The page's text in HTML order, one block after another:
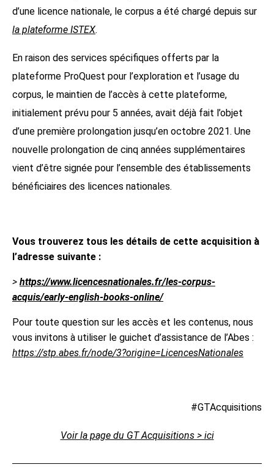
d’une licence nationale, le corpus a été chargé depuis sur
la plateforme ISTEX.
En raison des services spécifiques offerts par la
plateforme ProQuest pour l’exploration et l’usage du
corpus, le maintien de l’accès à cette plateforme,
initialement prévu pour 5 années, avait déjà fait l’objet
d’une première prolongation jusqu’en octobre 2021. Une
nouvelle prolongation de cinq années supplémentaires
vient d’être signée pour l’ensemble des établissements
bénéficiaires des licences nationales.
Vous trouverez tous les détails de cette acquisition à
l’adresse suivante :
> https://www.licencesnationales.fr/les-corpus-
acquis/early-english-books-online/
Pour toute question sur les accès et les contenus, nous
vous invitons à utiliser le guichet d’assistance de l’Abes :
https://stp.abes.fr/node/3?origine=LicencesNationales
#GTAcquisitions
Voir la page du GT Acquisitions > ici